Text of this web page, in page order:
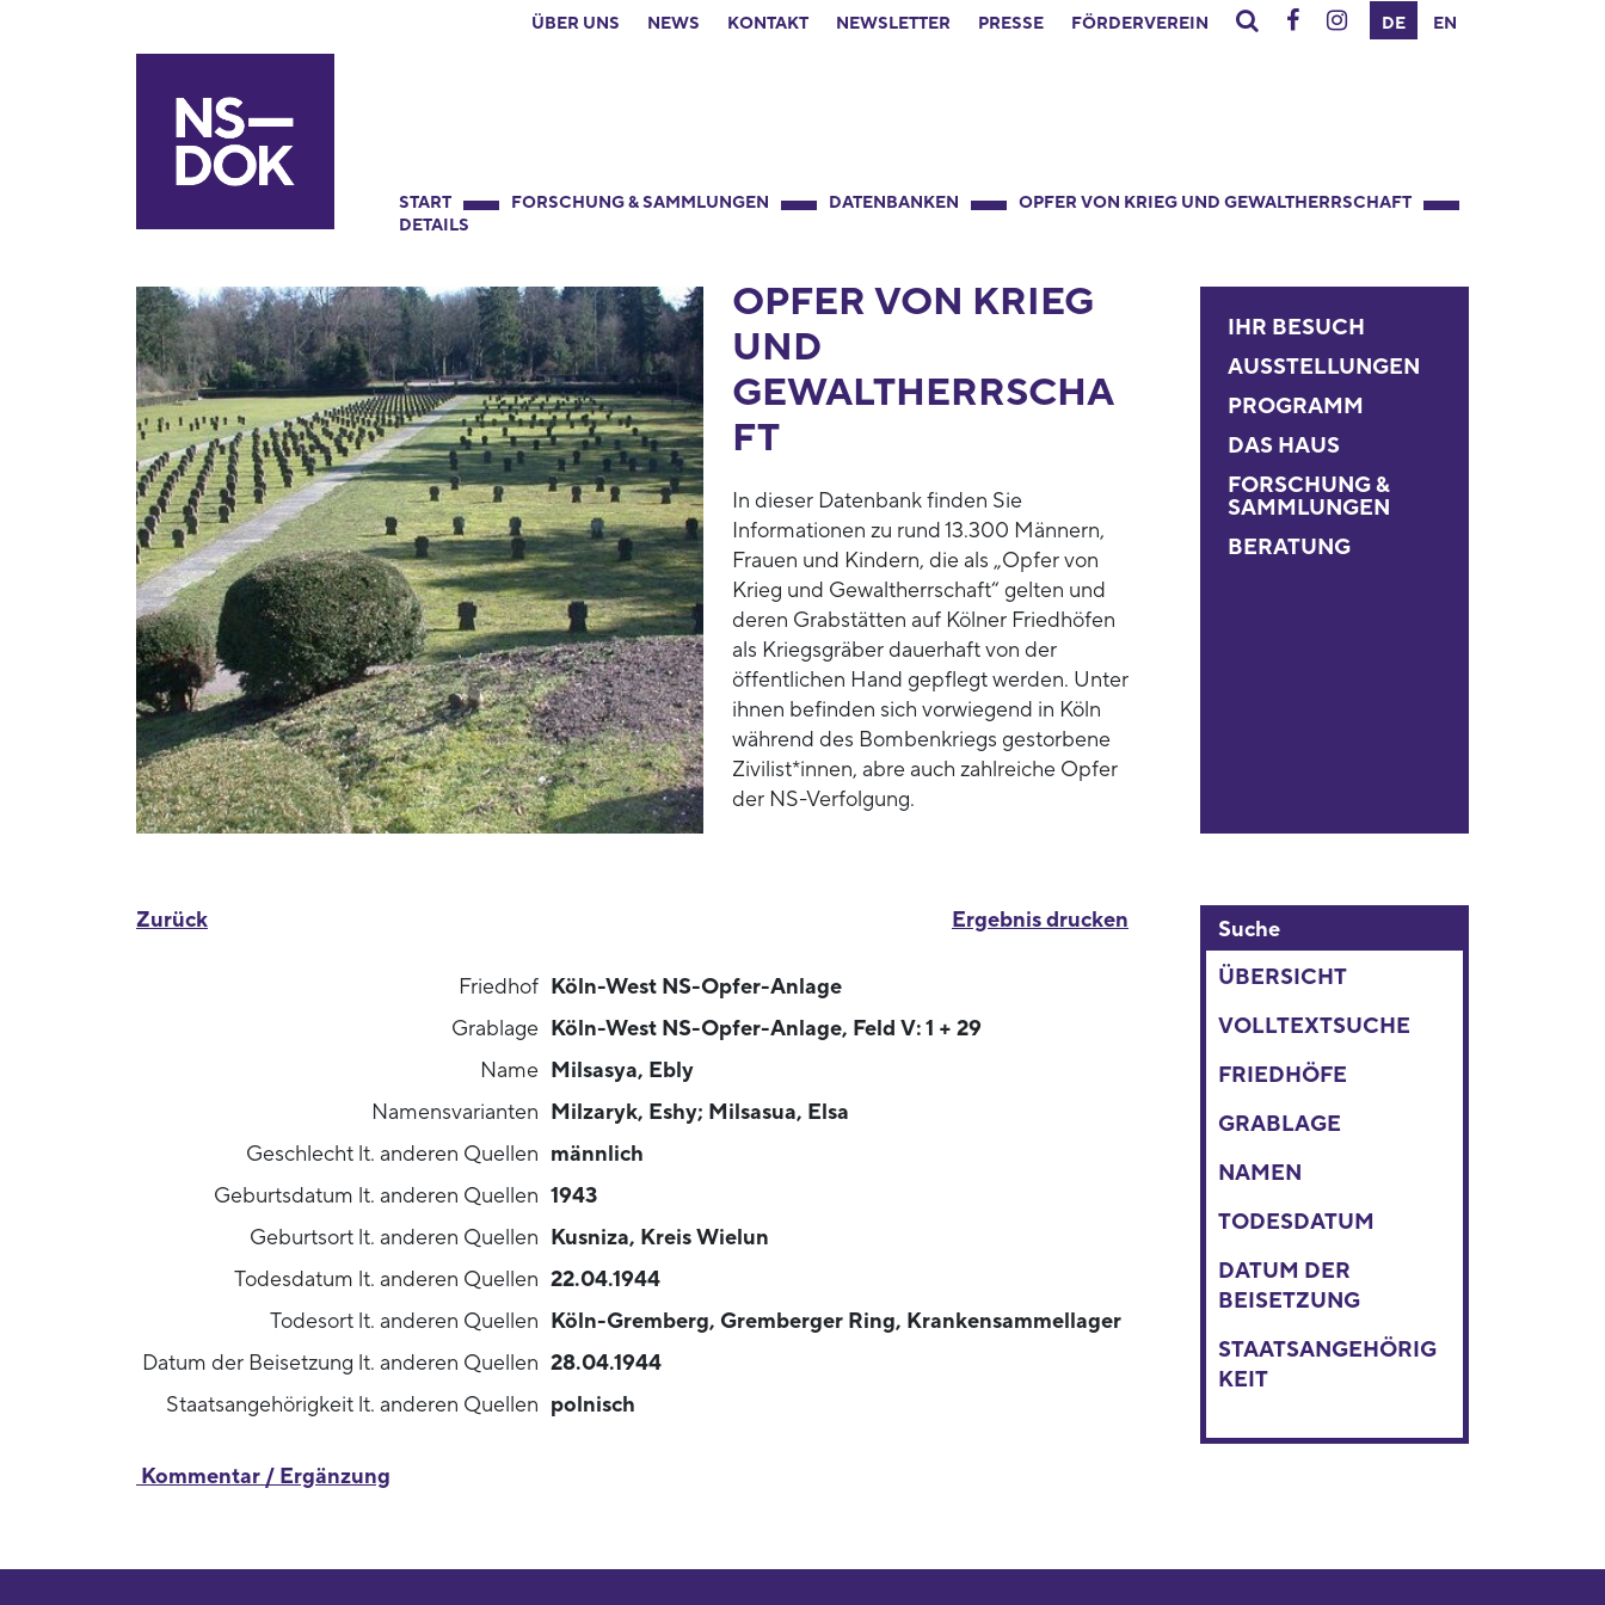
ÜBER UNS NEWS KONTAKT NEWSLETTER PRESSE FÖRDERVEREIN DE EN
START FORSCHUNG & SAMMLUNGEN DATENBANKEN
OPFER VON KRIEG UND GEWALTHERRSCHAFT
DETAILS
OPFER VON KRIEG
UND
GEWALTHERRSCHA
FT
In dieser Datenbank finden Sie
Informationen zu rund 13.300 Männern,
Frauen und Kindern, die als „Opfer von
Krieg und Gewaltherrschaft“ gelten und
deren Grabstätten auf Kölner Friedhöfen
als Kriegsgräber dauerhaft von der
öffentlichen Hand gepflegt werden. Unter
ihnen befinden sich vorwiegend in Köln
während des Bombenkriegs gestorbene
Zivilist*innen, abre auch zahlreiche Opfer
der NS-Verfolgung.
IHR BESUCH
AUSSTELLUNGEN
PROGRAMM
DAS HAUS
FORSCHUNG &
SAMMLUNGEN
BERATUNG
Ergebnis drucken
Zurück
Friedhof Köln-West NS-Opfer-Anlage
Grablage Köln-West NS-Opfer-Anlage, Feld V: 1 + 29
Name Milsasya, Ebly
Namensvarianten Milzaryk, Eshy; Milsasua, Elsa
Geschlecht lt. anderen Quellen männlich
Geburtsdatum lt. anderen Quellen 1943
Geburtsort lt. anderen Quellen Kusniza, Kreis Wielun
Todesdatum lt. anderen Quellen 22.04.1944
Todesort lt. anderen Quellen Köln-Gremberg, Gremberger Ring, Krankensammellager
Datum der Beisetzung lt. anderen Quellen 28.04.1944
Staatsangehörigkeit lt. anderen Quellen polnisch
Kommentar / Ergänzung
Suche
ÜBERSICHT
VOLLTEXTSUCHE
FRIEDHÖFE
GRABLAGE
NAMEN
TODESDATUM
DATUM DER
BEISETZUNG
STAATSANGEHÖRIG
KEIT